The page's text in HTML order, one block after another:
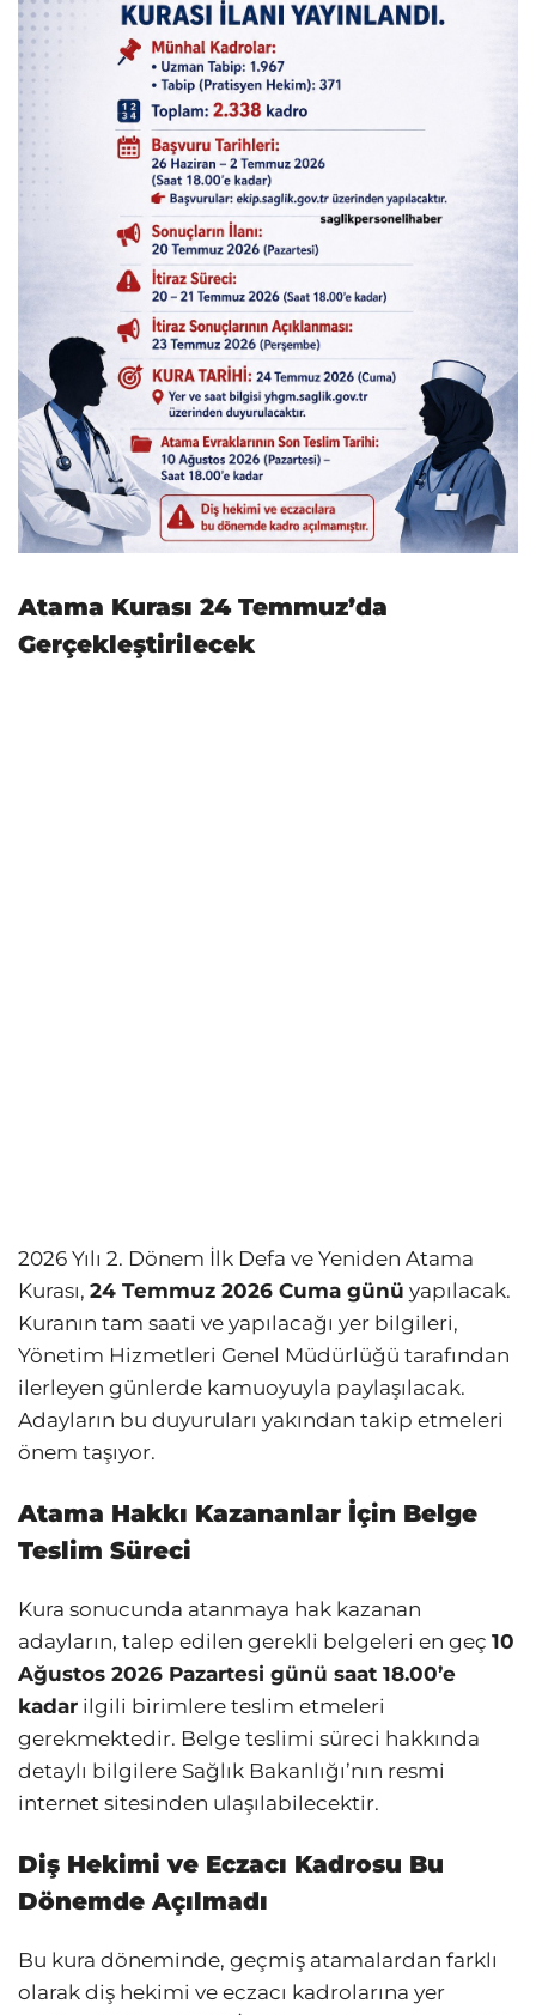
Atama Kurası 24 Temmuz’da
Gerçekleştirilecek
2026 Yılı 2. Dönem İlk Defa ve Yeniden Atama
Kurası, 24 Temmuz 2026 Cuma günü yapılacak.
Kuranın tam saati ve yapılacağı yer bilgileri,
Yönetim Hizmetleri Genel Müdürlüğü tarafından
ilerleyen günlerde kamuoyuyla paylaşılacak.
Adayların bu duyuruları yakından takip etmeleri
önem taşıyor.
Atama Hakkı Kazananlar İçin Belge
Teslim Süreci
Kura sonucunda atanmaya hak kazanan
adayların, talep edilen gerekli belgeleri en geç 10
Ağustos 2026 Pazartesi günü saat 18.00’e
kadar ilgili birimlere teslim etmeleri
gerekmektedir. Belge teslimi süreci hakkında
detaylı bilgilere Sağlık Bakanlığı’nın resmi
internet sitesinden ulaşılabilecektir.
Diş Hekimi ve Eczacı Kadrosu Bu
Dönemde Açılmadı
Bu kura döneminde, geçmiş atamalardan farklı
olarak diş hekimi ve eczacı kadrolarına yer